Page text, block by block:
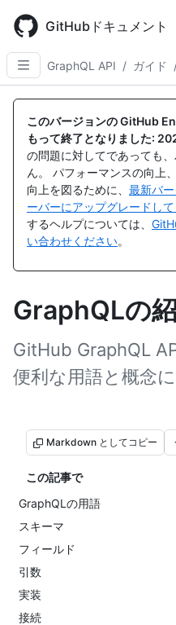
main
content
GitHubドキュメント
GraphQL API / ガイド
このバージョンの GitHub
もって終了となりました:
の問題に対してであっても
ん。 パフォーマンスの向上
向上を図るために、 最新バ
ーバーにアップグレードし
するヘルプについては、
い合わせください。
GraphQLの
GitHub GraphQL
便利な用語と概念
Markdown としてコピー
この記事で
GraphQLの用語
スキーマ
フィールド
引数
実装
接続